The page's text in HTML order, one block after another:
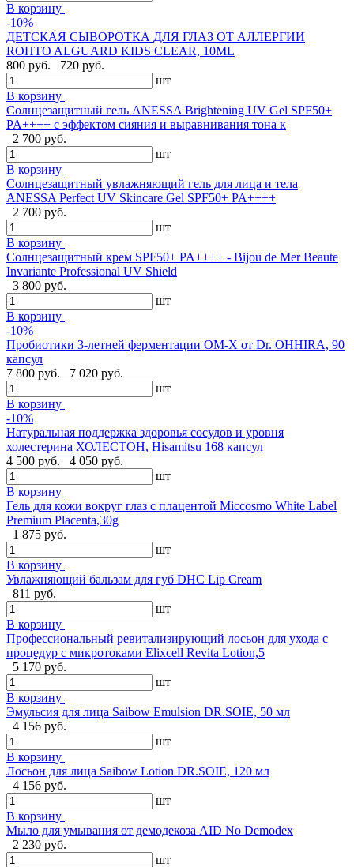
В корзину
-10%
ДЕТСКАЯ СЫВОРОТКА ДЛЯ ГЛАЗ ОТ АЛЛЕРГИИ
ROHTO ALGUARD KIDS CLEAR, 10ML
800 руб.
720 руб.
шт
В корзину
Солнцезащитный гель ANESSA Brightening UV Gel SPF50+
PA++++ с эффектом сияния и выравнивания тона к
2 700 руб.
шт
В корзину
Солнцезащитный увлажняющий гель для лица и тела
ANESSA Perfect UV Skincare Gel SPF50+ PA++++
2 700 руб.
шт
В корзину
Cолнцезащитный крем SPF50+ PA++++ - Bijou de Mer Beaute
Invariante Professional UV Shield
3 800 руб.
шт
В корзину
-10%
Пробиотики 3-летней ферментации OM-X от Dr. OHHIRA, 90
капсул
7 800 руб.
7 020 руб.
шт
В корзину
-10%
Натуральная поддержка здоровья сосудов и уровня
холестерина ХОЛЕСТОН, Hisamitsu 168 капсул
4 500 руб.
4 050 руб.
шт
В корзину
Гель для кожи вокруг глаз с плацентой Miccosmo White Label
Premium Placenta,30g
1 875 руб.
шт
В корзину
Увлажняющий бальзам для губ DHC Lip Cream
811 руб.
шт
В корзину
Профессиональный ревитализирующий лосьон для ухода с
процедур с микротоками Elixcell Revita Lotion,5
5 170 руб.
шт
В корзину
Эмульсия для лица Saibow Emulsion DR.SOIE, 50 мл
4 156 руб.
шт
В корзину
Лосьон для лица Saibow Lotion DR.SOIE, 120 мл
4 156 руб.
шт
В корзину
Мыло для умывания от демодекоза AID No Demodex
2 230 руб.
шт